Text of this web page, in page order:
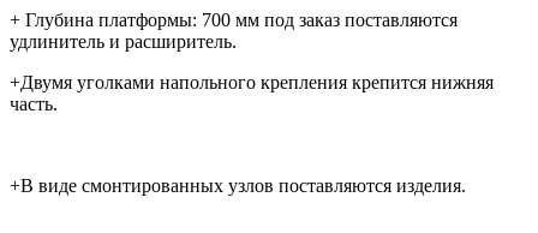
+ Глубина платформы: 700 мм под заказ поставляются
удлинитель и расширитель.
+Двумя уголками напольного крепления крепится нижняя
часть.
+В виде смонтированных узлов поставляются изделия.